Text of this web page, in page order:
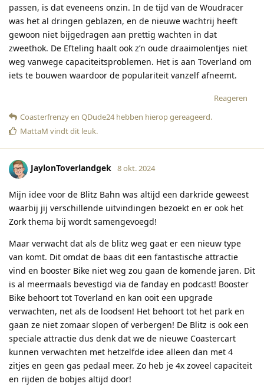
passen, is dat eveneens onzin. In de tijd van de Woudracer
was het al dringen geblazen, en de nieuwe wachtrij heeft
gewoon niet bijgedragen aan prettig wachten in dat
zweethok. De Efteling haalt ook z’n oude draaimolentjes niet
weg vanwege capaciteitsproblemen. Het is aan Toverland om
iets te bouwen waardoor de populariteit vanzelf afneemt.
Reageren
Coasterfrenzyen QDude24hebben hierop gereageerd.
MattaM vindt dit leuk.
JaylonToverlandgek 8 okt. 2024
Mijn idee voor de Blitz Bahn was altijd een darkride geweest
waarbij jij verschillende uitvindingen bezoekt en er ook het
Zork thema bij wordt samengevoegd!
Maar verwacht dat als de blitz weg gaat er een nieuw type
van komt. Dit omdat de baas dit een fantastische attractie
vind en booster Bike niet weg zou gaan de komende jaren. Dit
is al meermaals bevestigd via de fanday en podcast! Booster
Bike behoort tot Toverland en kan ooit een upgrade
verwachten, net als de loodsen! Het behoort tot het park en
gaan ze niet zomaar slopen of verbergen! De Blitz is ook een
speciale attractie dus denk dat we de nieuwe Coastercart
kunnen verwachten met hetzelfde idee alleen dan met 4
zitjes en geen gas pedaal meer. Zo heb je 4x zoveel capaciteit
en rijden de bobjes altijd door!